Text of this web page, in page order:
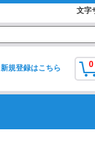
文字
0
新規登録はこちら